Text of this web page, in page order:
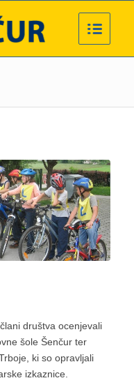
društva ocenjevali
šole Šenčur ter
ki so opravljali
izkaznice.